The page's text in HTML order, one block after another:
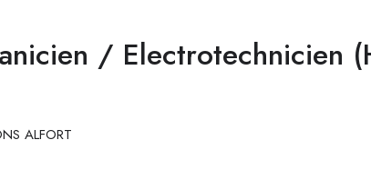
/ Electrotechnicien
ALFORT